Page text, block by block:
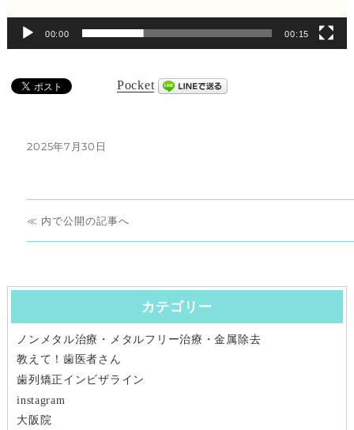
00:00 00:15
Pocket
投
2025年7月30日
投
稿
ナ
ゲ
ー
シ
内で公開
カテゴリー
ノンメタル治療・メタルフリー治療・金属除去
教えて！歯医者さん
歯列矯正インビザライン
instagram
大阪院